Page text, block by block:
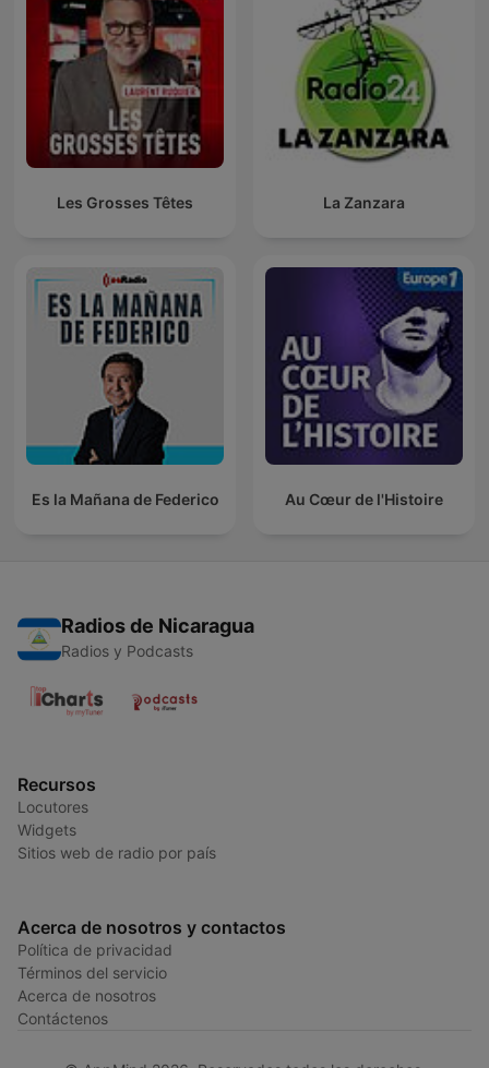
Les Grosses Têtes La Zanzara
Es la Mañana de Federico Au Cœur de l'Histoire
Radios de Nicaragua
Radios y Podcasts
Recursos
Locutores
Widgets
Sitios web de radio por país
Acerca de nosotros y contactos
Política de privacidad
Términos del servicio
Acerca de nosotros
Contáctenos